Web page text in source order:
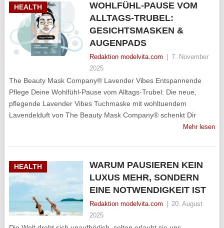
HEALTH
WOHLFÜHL-PAUSE VOM
ALLTAGS-TRUBEL:
GESICHTSMASKEN &
AUGENPADS
Redaktion modelvita.com
7. November
2025
The Beauty Mask Company® Lavender Vibes Entspannende
Pflege Deine Wohlfühl-Pause vom Alltags-Trubel: Die neue,
pflegende Lavender Vibes Tuchmaske mit wohltuendem
Lavendelduft von The Beauty Mask Company® schenkt Dir
Mehr lesen
HEALTH
WARUM PAUSIEREN KEIN
LUXUS MEHR, SONDERN
EINE NOTWENDIGKEIT IST
Redaktion modelvita.com
20. August
2025